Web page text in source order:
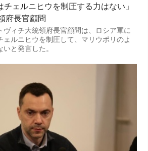
チェルニヒウを制圧する力はない」
府長官顧問
ヴィチ大統領府長官顧問は、ロシア軍に
ェルニヒウを制圧して、マリウポリのよ
と発言した。